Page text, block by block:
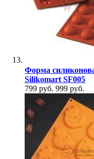
Форма
Silikomart SF005
799 руб. 999 руб.